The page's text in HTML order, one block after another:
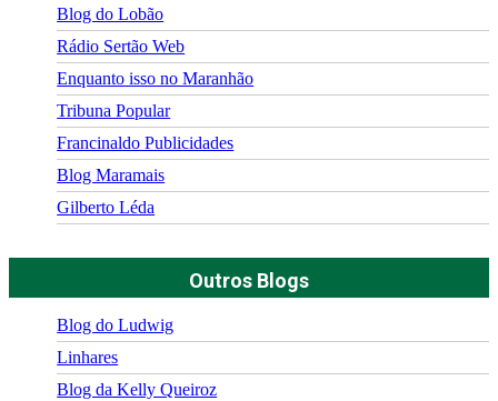
Blog do Lobão
Rádio Sertão Web
Enquanto isso no Maranhão
Tribuna Popular
Francinaldo Publicidades
Blog Maramais
Gilberto Léda
Outros Blogs
Blog do Ludwig
Linhares
Blog da Kelly Queiroz